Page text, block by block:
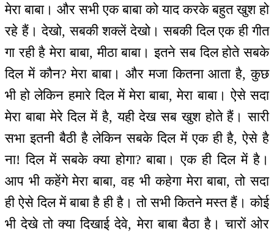
मेरा बाबा। और सभी एक बाबा को याद करके बहुत खुश हो
रहे हैं। देखो, सबकी शक्लें देखो। सबकी दिल एक ही गीत
गा रही है मेरा बाबा, मीठा बाबा। इतने सब दिल होते सबके
दिल में कौन? मेरा बाबा। और मजा कितना आता है, कुछ
भी हो लेकिन हमारे दिल में मेरा बाबा, मेरा बाबा। ऐसे सदा
मेरा बाबा मेरे दिल में है, यही देख सब खुश होते हैं। सारी
सभा इतनी बैठी है लेकिन सबके दिल में एक ही है, ऐसे है
ना! दिल में सबके क्या होगा? बाबा। एक ही दिल में है।
आप भी कहेंगे मेरा बाबा, वह भी कहेगा मेरा बाबा, तो सदा
ही ऐसे दिल में बाबा है ही है। तो सभी कितने मस्त हैं। कोई
भी देखे तो क्या दिखाई देवे, मेरा बाबा बैठा है। चारों ओर